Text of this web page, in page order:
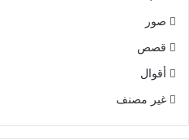
صور
قصص
أقوال
غير مصنف